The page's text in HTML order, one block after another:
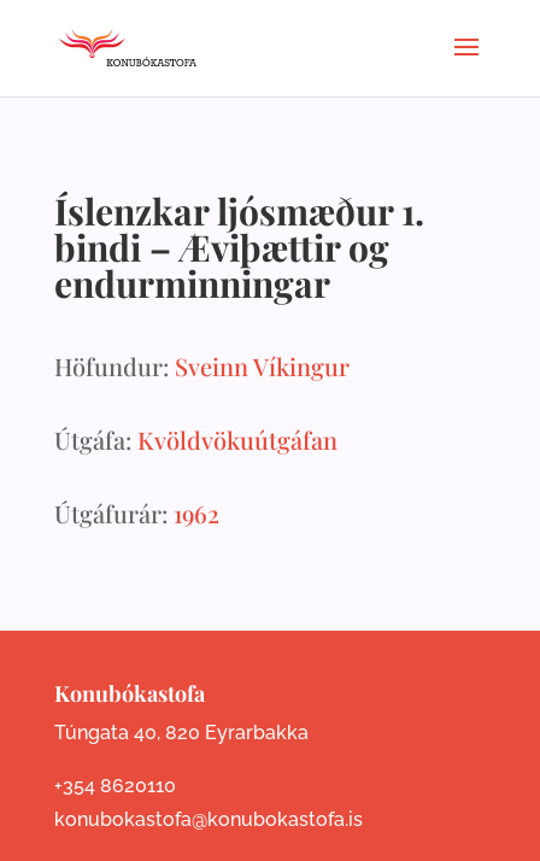
Íslenzkar ljósmæður 1.
bindi – Æviþættir og
endurminningar
Höfundur: Sveinn Víkingur
Útgáfa: Kvöldvökuútgáfan
Útgáfurár: 1962
Konubókastofa
Túngata 40, 820 Eyrarbakka
+354 8620110
konubokastofa@konubokastofa.is